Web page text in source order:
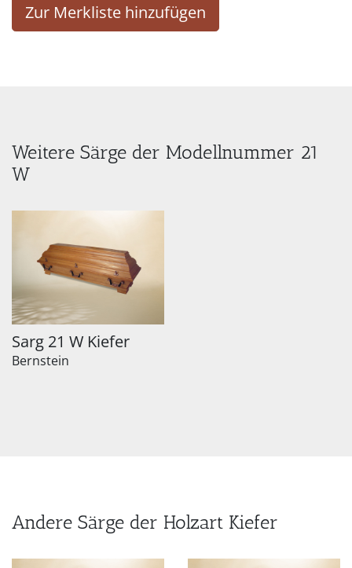
Zur Merkliste hinzufügen
Weitere Särge der Modellnummer 21
W
Sarg 21 W Kiefer
Bernstein
Andere Särge der Holzart Kiefer